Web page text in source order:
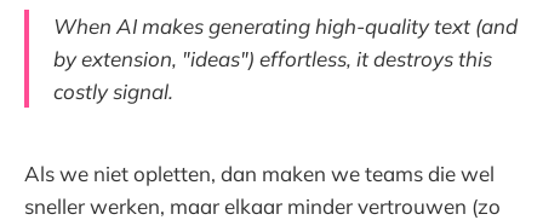
When AI makes generating high-quality text (and
by extension, "ideas") effortless, it destroys this
costly signal.
Als we niet opletten, dan maken we teams die wel
sneller werken, maar elkaar minder vertrouwen (zo